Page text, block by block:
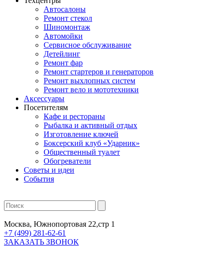
Автосалоны
Ремонт стекол
Шиномонтаж
Автомойки
Сервисное обслуживание
Детейлинг
Ремонт фар
Ремонт стартеров и генераторов
Ремонт выхлопных систем
Ремонт вело и мототехники
Аксессуары
Посетителям
Кафе и рестораны
Рыбалка и активный отдых
Изготовление ключей
Боксерский клуб «Ударник»
Общественный туалет
Обогреватели
Советы и идеи
События
Москва, Южнопортовая 22,стр 1
+7 (499) 281-62-61
ЗАКАЗАТЬ ЗВОНОК